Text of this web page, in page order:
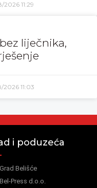
2026 11:29
liječnika,
2026 11:03
i poduzeća
Grad Belišće
Bel-Press d.o.o.